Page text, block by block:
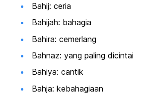
Bahij: ceria
Bahijah: bahagia
Bahira: cemerlang
Bahnaz: yang paling dicintai
Bahiya: cantik
Bahja: kebahagiaan